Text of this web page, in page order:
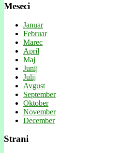
Meseci
Januar
Februar
Marec
April
Maj
Junij
Julij
Avgust
September
Oktober
November
December
Strani